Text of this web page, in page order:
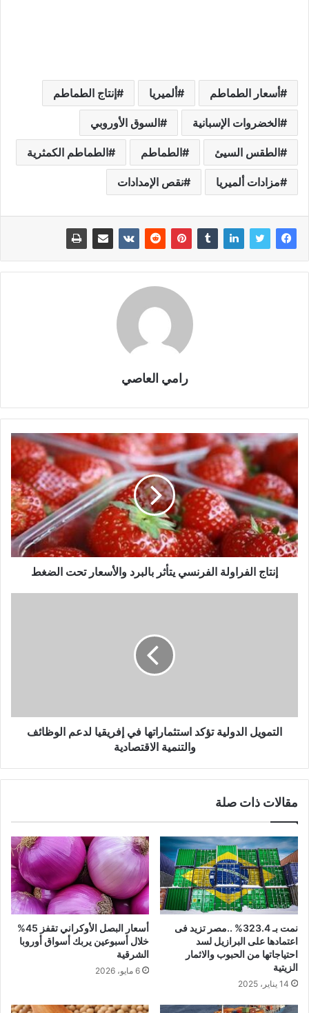
أسعار الطماطم ألميريا إنتاج الطماطم
الخضروات الإسبانية السوق الأوروبي
الطقس السيئ الطماطم الطماطم الكمثرية
مزادات ألميريا نقص الإمدادات
رامي العاصي
إنتاج الفراولة الفرنسي يتأثر بالبرد والأسعار تحت الضغط
التمويل الدولية تؤكد استثماراتها في إفريقيا لدعم الوظائف
والتنمية الاقتصادية
مقالات ذات صلة
نمت بـ 323.4% ..مصر تزيد فى
اعتمادها على البرازيل لسد
احتياجاتها من الحبوب والاثمار
الزيتية
14 يناير، 2025
أسعار البصل الأوكراني تقفز 45%
خلال أسبوعين يربك أسواق أوروبا
الشرقية
6 مايو، 2026